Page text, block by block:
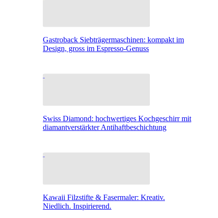
Gastroback Siebträgermaschinen: kompakt im
Design, gross im Espresso-Genuss
Swiss Diamond: hochwertiges Kochgeschirr mit
diamantverstärkter Antihaftbeschichtung
Kawaii Filzstifte & Fasermaler: Kreativ.
Niedlich. Inspirierend.